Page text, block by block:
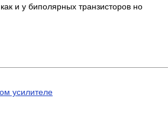
и у биполярных транзисторов но
усилителе